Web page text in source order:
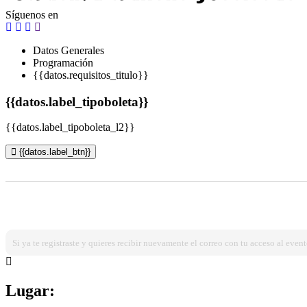
Síguenos en
Datos Generales
Programación
{{datos.requisitos_titulo}}
{{datos.label_tipoboleta}}
{{datos.label_tipoboleta_l2}}
{{datos.label_btn}}
Si ya te registraste y quieres recibir nuevamente el correo con tu acceso al
Lugar: